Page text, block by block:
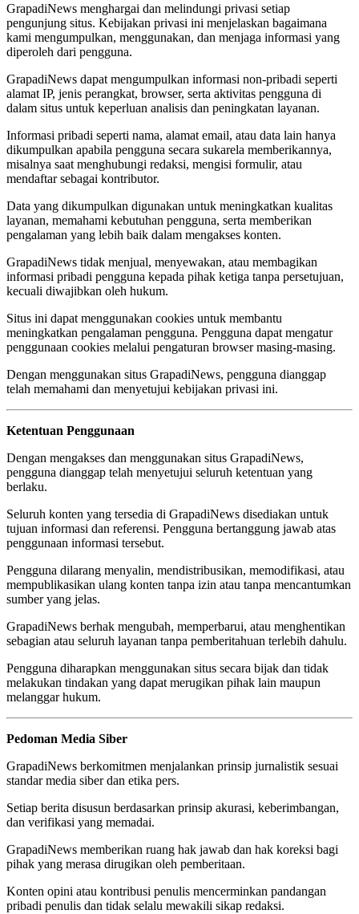
GrapadiNews menghargai dan melindungi privasi setiap
pengunjung situs. Kebijakan privasi ini menjelaskan bagaimana
kami mengumpulkan, menggunakan, dan menjaga informasi yang
diperoleh dari pengguna.
GrapadiNews dapat mengumpulkan informasi non-pribadi seperti
alamat IP, jenis perangkat, browser, serta aktivitas pengguna di
dalam situs untuk keperluan analisis dan peningkatan layanan.
Informasi pribadi seperti nama, alamat email, atau data lain hanya
dikumpulkan apabila pengguna secara sukarela memberikannya,
misalnya saat menghubungi redaksi, mengisi formulir, atau
mendaftar sebagai kontributor.
Data yang dikumpulkan digunakan untuk meningkatkan kualitas
layanan, memahami kebutuhan pengguna, serta memberikan
pengalaman yang lebih baik dalam mengakses konten.
GrapadiNews tidak menjual, menyewakan, atau membagikan
informasi pribadi pengguna kepada pihak ketiga tanpa persetujuan,
kecuali diwajibkan oleh hukum.
Situs ini dapat menggunakan cookies untuk membantu
meningkatkan pengalaman pengguna. Pengguna dapat mengatur
penggunaan cookies melalui pengaturan browser masing-masing.
Dengan menggunakan situs GrapadiNews, pengguna dianggap
telah memahami dan menyetujui kebijakan privasi ini.
Ketentuan Penggunaan
Dengan mengakses dan menggunakan situs GrapadiNews,
pengguna dianggap telah menyetujui seluruh ketentuan yang
berlaku.
Seluruh konten yang tersedia di GrapadiNews disediakan untuk
tujuan informasi dan referensi. Pengguna bertanggung jawab atas
penggunaan informasi tersebut.
Pengguna dilarang menyalin, mendistribusikan, memodifikasi, atau
mempublikasikan ulang konten tanpa izin atau tanpa mencantumkan
sumber yang jelas.
GrapadiNews berhak mengubah, memperbarui, atau menghentikan
sebagian atau seluruh layanan tanpa pemberitahuan terlebih dahulu.
Pengguna diharapkan menggunakan situs secara bijak dan tidak
melakukan tindakan yang dapat merugikan pihak lain maupun
melanggar hukum.
Pedoman Media Siber
GrapadiNews berkomitmen menjalankan prinsip jurnalistik sesuai
standar media siber dan etika pers.
Setiap berita disusun berdasarkan prinsip akurasi, keberimbangan,
dan verifikasi yang memadai.
GrapadiNews memberikan ruang hak jawab dan hak koreksi bagi
pihak yang merasa dirugikan oleh pemberitaan.
Konten opini atau kontribusi penulis mencerminkan pandangan
pribadi penulis dan tidak selalu mewakili sikap redaksi.